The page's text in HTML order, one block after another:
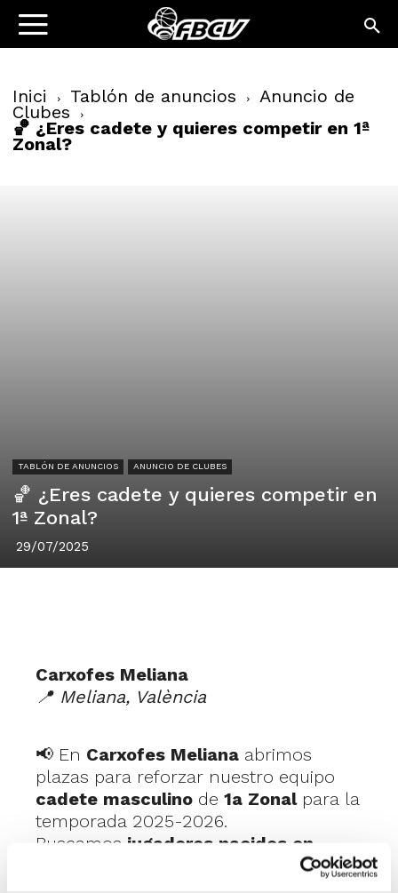
Inici Tablón de anuncios Anuncio de
Clubes
🏀 ¿Eres cadete y quieres competir en 1ª
Zonal?
TABLÓN DE ANUNCIOS ANUNCIO DE CLUBES
🏀 ¿Eres cadete y quieres competir en
1ª Zonal?
29/07/2025
Carxofes Meliana
📍 Meliana, València
📢 En Carxofes Meliana abrimos
plazas para reforzar nuestro equipo
cadete masculino de 1a Zonalpara la
temporada 2025-2026.
Buscamos jugadores nacidos en
con ganas de aprender,